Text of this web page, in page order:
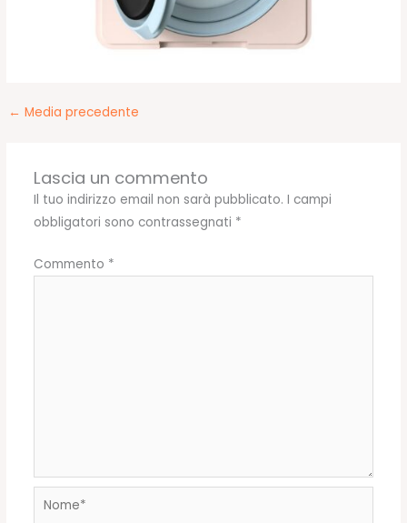
← Media precedente
Lascia un commento
Il tuo indirizzo email non sarà pubblicato. I campi
obbligatori sono contrassegnati *
Commento *
Nome*